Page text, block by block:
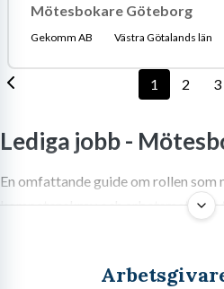
Mötesbokare Göteborg
Gekomm AB Västra Götalands län
1 2 3
Lediga jobb -
En omfattande guide om rollen
kompetenskrav och